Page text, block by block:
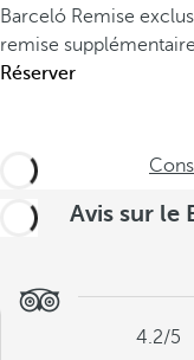
Barceló Remise
remise
Réserver
Avis sur le
4.2/5